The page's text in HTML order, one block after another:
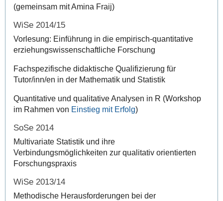
(gemeinsam mit Amina Fraij)
WiSe 2014/15
Vorlesung: Einführung in die empirisch-quantitative
erziehungswissenschaftliche Forschung
Fachspezifische didaktische Qualifizierung für
Tutor/inn/en in der Mathematik und Statistik
Quantitative und qualitative Analysen in R (Workshop
im Rahmen von Einstieg mit Erfolg)
SoSe 2014
Multivariate Statistik und ihre
Verbindungsmöglichkeiten zur qualitativ orientierten
Forschungspraxis
WiSe 2013/14
Methodische Herausforderungen bei der